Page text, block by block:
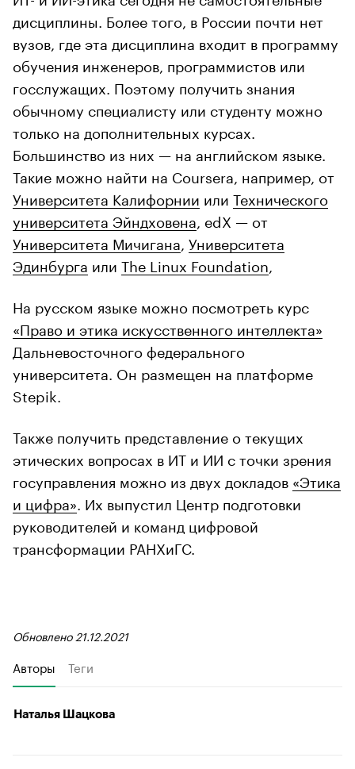
дисциплины. Более того, в России почти нет
вузов, где эта дисциплина входит в программу
обучения инженеров, программистов или
госслужащих. Поэтому получить знания
обычному специалисту или студенту можно
только на дополнительных курсах.
Большинство из них — на английском языке.
Такие можно найти на Coursera, например, от
Университета Калифорнии или Технического
университета Эйндховена , edX — от
Университета Мичигана Университета
Эдинбурга или The Linux Foundation
На русском языке можно посмотреть курс
«Право и этика искусственного интеллекта»
Дальневосточного федерального
университета. Он размещен на платформе
Stepik.
Также получить представление о текущих
этических вопросах в ИТ и ИИ с точки зрения
госуправления можно из двух докладов «Этика
и цифра» . Их выпустил Центр подготовки
руководителей и команд цифровой
трансформации РАНХиГС.
Обновлено 21.12.2021
Авторы Теги
Наталья Шацкова